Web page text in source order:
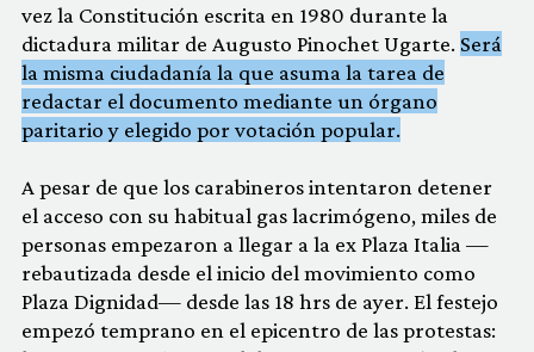
vez la Constitución escrita en 1980 durante la
dictadura militar de Augusto Pinochet Ugarte. Será
la misma ciudadanía la que asuma la tarea de
redactar el documento mediante un órgano
paritario y elegido por votación popular.
A pesar de que los carabineros intentaron detener
el acceso con su habitual gas lacrimógeno, miles de
personas empezaron a llegar a la ex Plaza Italia —
rebautizada desde el inicio del movimiento como
Plaza Dignidad— desde las 18 hrs de ayer. El festejo
empezó temprano en el epicentro de las protestas: